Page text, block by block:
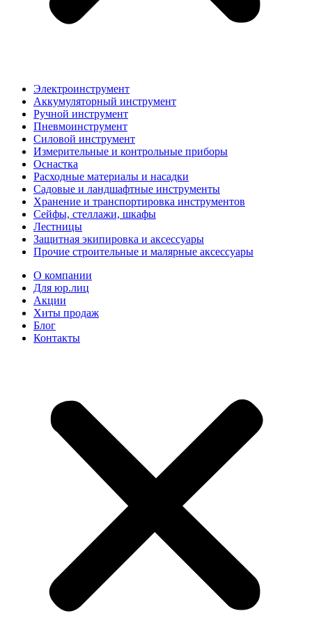
Электроинструмент
Аккумуляторный инструмент
Ручной инструмент
Пневмоинструмент
Силовой инструмент
Измерительные и контрольные приборы
Оснастка
Расходные материалы и насадки
Садовые и ландшафтные инструменты
Хранение и транспортировка инструментов
Сейфы, стеллажи, шкафы
Лестницы
Защитная экипировка и аксессуары
Прочие строительные и малярные аксессуары
О компании
Для юр.лиц
Акции
Хиты продаж
Блог
Контакты